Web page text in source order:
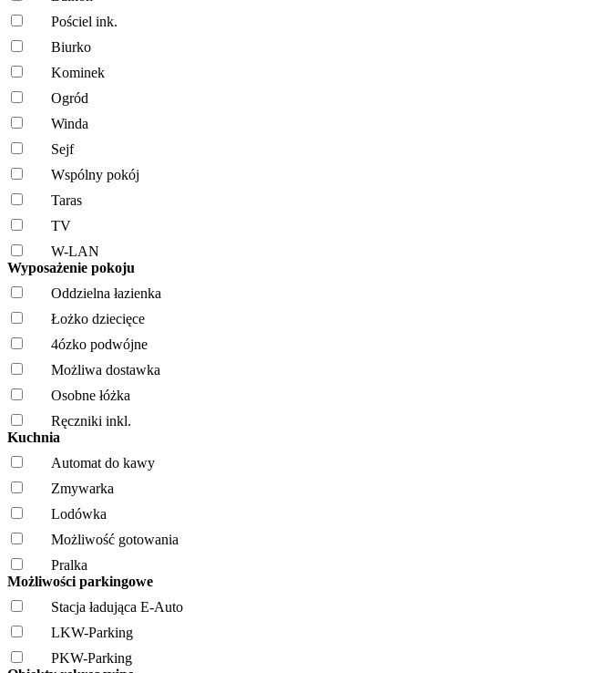
Pościel ink.
Biurko
Kominek
Ogród
Winda
Sejf
Wspólny pokój
Taras
TV
W-LAN
Wyposażenie pokoju
Oddzielna łazienka
Łożko dziecięce
4ózko podwójne
Możliwa dostawka
Osobne łóżka
Ręczniki inkl.
Kuchnia
Automat do kawy
Zmywarka
Lodówka
Możliwość gotowania
Pralka
Możliwości parkingowe
Stacja ładująca E-Auto
LKW-Parking
PKW-Parking